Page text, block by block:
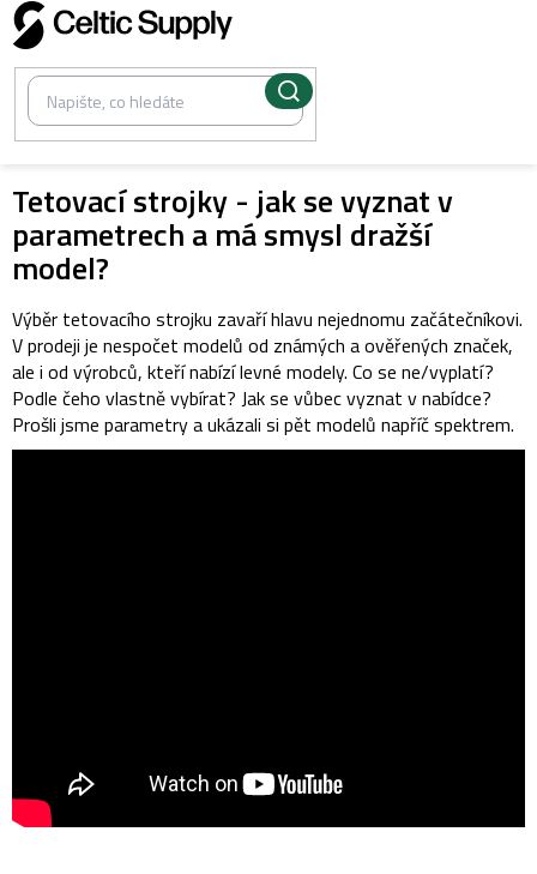
Přejít
na
obsah
Tetovací strojky - jak se vyznat v
parametrech a má smysl dražší
model?
Výběr tetovacího strojku zavaří hlavu nejednomu začátečníkovi.
V prodeji je nespočet modelů od známých a ověřených značek,
ale i od výrobců, kteří nabízí levné modely. Co se ne/vyplatí?
Podle čeho vlastně vybírat? Jak se vůbec vyznat v nabídce?
Prošli jsme parametry a ukázali si pět modelů napříč spektrem.